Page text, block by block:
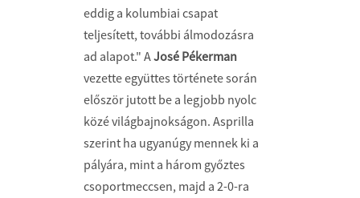
eddig a kolumbiai csapat
teljesített, további álmodozásra
ad alapot." AJosé Pékerman
vezette együttes története során
először jutott be a legjobb nyolc
közé világbajnokságon. Asprilla
szerint ha ugyanúgy mennek ki a
pályára, mint a három győztes
csoportmeccsen, majd a 2-0-ra